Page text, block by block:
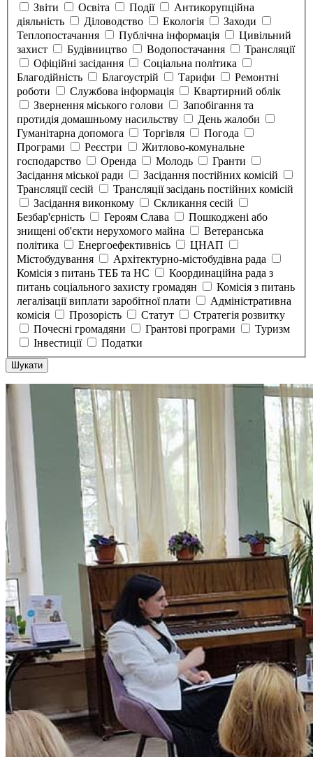
Звіти
Освіта Події
Антикорупційна
діяльність
Діловодство Екологія
Заходи
Теплопостачання
Публічна інформація
Цивільний
захист
Будівництво Водопостачання
Трансляції
Офіційні засідання
Соціальна політика
Благодійність
Благоустрій Тарифи
Ремонтні
роботи
Службова інформація
Квартирний облік
Звернення міського голови
Запобігання та
протидія домашньому насильству
День жалоби
Гуманітарна допомога
Торгівля
Погода
Програми
Реєстри
Житлово-комунальне
господарство
Оренда Молодь
Гранти
Засідання міської ради
Засідання постійних комісій
Трансляції сесій
Трансляції засідань постійних комісій
Засідання виконкому
Скликання сесій
Безбар'єрність
Героям Слава
Пошкоджені або
знищені об'єкти нерухомого майна
Ветеранська
політика
Енергоефективнісь
ЦНАП
Містобудування
Архітектурно-містобудівна рада
Комісія з питань ТЕБ та НС
Координаційна рада з
питань соціального захисту громадян
Комісія з питань
легалізації виплати заробітної плати
Адміністративна
комісія
Прозорість Статут
Стратегія розвитку
Почесні громадяни
Грантові програми
Туризм
Інвестиції
Податки
Шукати